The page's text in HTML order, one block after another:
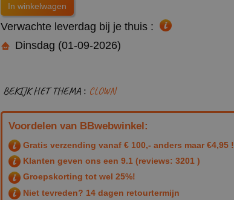
Verwachte leverdag bij je thuis :
Dinsdag (01-09-2026)
BEKIJK HET THEMA : CLOWN
Voordelen van BBwebwinkel:
Gratis verzending vanaf € 100,- anders maar €4,95 !
Klanten geven ons een 9.1 (reviews: 3201 )
Groepskorting tot wel 25%!
Niet tevreden? 14 dagen retourtermijn